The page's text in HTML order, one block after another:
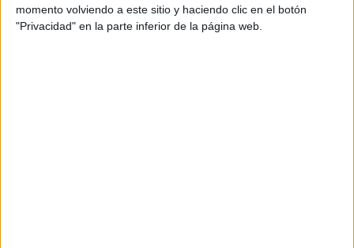
momento volviendo a este sitio y haciendo clic en el botón
"Privacidad" en la parte inferior de la página web.
cuentas como supervisora. De Benito ha trabajado anteriormente en Tequila
(Grupo TBWA), gestionando clientes como Banco Santander, Nokia o Vodafone.